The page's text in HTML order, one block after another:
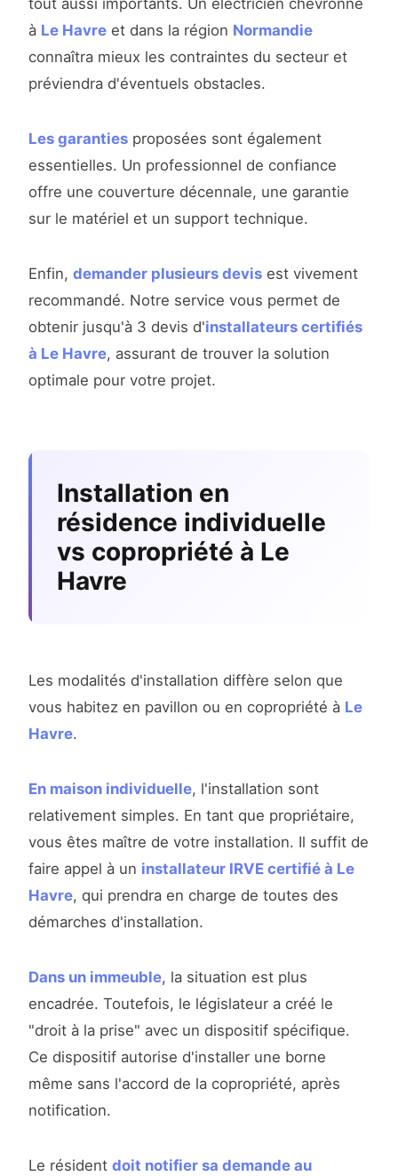
tout aussi importants. Un électricien chevronné
à Le Havre et dans la région Normandie
connaîtra mieux les contraintes du secteur et
préviendra d'éventuels obstacles.
Les garanties proposées sont également
essentielles. Un professionnel de confiance
offre une couverture décennale, une garantie
sur le matériel et un support technique.
Enfin, demander plusieurs devis est vivement
recommandé. Notre service vous permet de
obtenir jusqu'à 3 devis d'installateurs certifiés
à Le Havre, assurant de trouver la solution
optimale pour votre projet.
Installation en
résidence individuelle
vs copropriété à Le
Havre
Les modalités d'installation diffère selon que
vous habitez en pavillon ou en copropriété à Le
Havre.
En maison individuelle, l'installation sont
relativement simples. En tant que propriétaire,
vous êtes maître de votre installation. Il suffit de
faire appel à un installateur IRVE certifié à Le
Havre, qui prendra en charge de toutes des
démarches d'installation.
Dans un immeuble, la situation est plus
encadrée. Toutefois, le législateur a créé le
"droit à la prise" avec un dispositif spécifique.
Ce dispositif autorise d'installer une borne
même sans l'accord de la copropriété, après
notification.
Le résident doit notifier sa demande au